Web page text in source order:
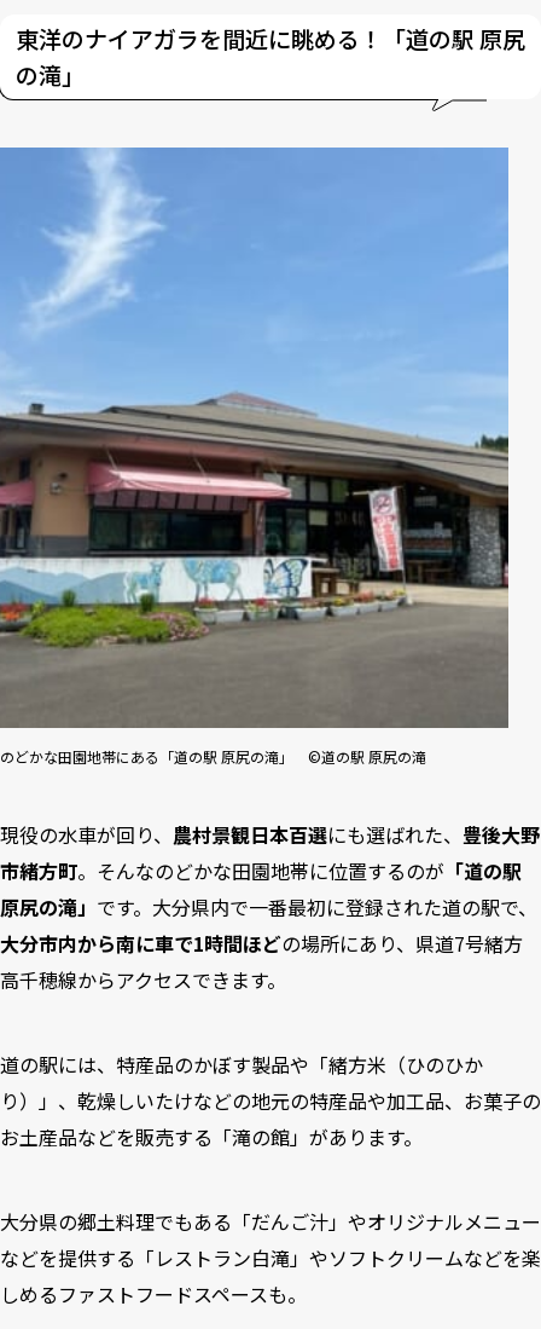
東洋のナイアガラを間近に眺める！「道の駅 原尻
の滝」
のどかな田園地帯にある「道の駅 原尻の滝」 ©道の駅 原尻の滝
現役の水車が回り、 農村景観日本百選にも選ばれた、 豊後大野
市緒方町。そんなのどかな田園地帯に位置するのが 「道の駅
原尻の滝」 です。大分県内で一番最初に登録された道の駅で、
大分市内から南に車で1時間ほどの場所にあり、県道7号緒方
高千穂線からアクセスできます。
道の駅には、特産品のかぼす製品や「緒方米（ひのひか
り）」、乾燥しいたけなどの地元の特産品や加工品、お菓子の
お土産品などを販売する「滝の館」があります。
大分県の郷土料理でもある「だんご汁」やオリジナルメニュー
などを提供する「レストラン白滝」やソフトクリームなどを楽
しめるファストフードスペースも。